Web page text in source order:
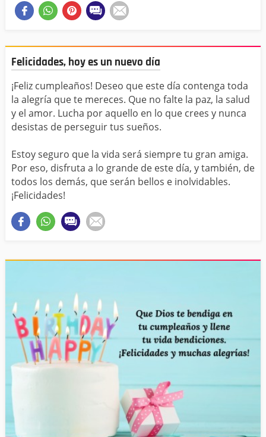
Felicidades, hoy es un nuevo día
¡Feliz cumpleaños! Deseo que este día contenga toda
la alegría que te mereces. Que no falte la paz, la salud
y el amor. Lucha por aquello en lo que crees y nunca
desistas de perseguir tus sueños.
Estoy seguro que la vida será siempre tu gran amiga.
Por eso, disfruta a lo grande de este día, y también, de
todos los demás, que serán bellos e inolvidables.
¡Felicidades!